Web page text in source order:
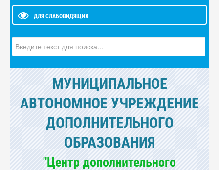
ДЛЯ СЛАБОВИДЯЩИХ
МУНИЦИПАЛЬНОЕ
АВТОНОМНОЕ УЧРЕЖДЕНИЕ
ДОПОЛНИТЕЛЬНОГО
ОБРАЗОВАНИЯ
"Центр дополнительного